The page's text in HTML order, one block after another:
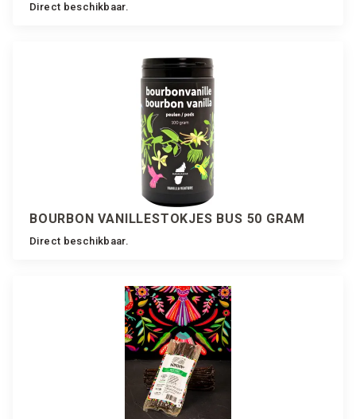
Direct beschikbaar.
BOURBON VANILLESTOKJES BUS 50 GRAM
Direct beschikbaar.